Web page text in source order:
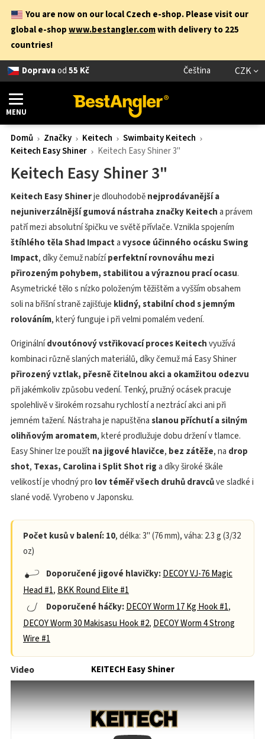
You are now on our local Czech e-shop. Please visit our
global e-shopwww.bestangler.comwith delivery to 225
countries!
Dopravaod55 Kč Čeština CZK
MENU
Domů Značky Keitech
Swimbaity Keitech
Keitech Easy Shiner
Keitech Easy Shiner 3"
Video KEITECH Easy Shiner
Keitech Easy Shiner 3"
Keitech Easy Shinerje dlouhodoběnejprodávanější a
nejuniverzálnější gumová nástraha značky Keitecha právem
patří mezi absolutní špičku ve světě přívlače. Vznikla spojením
štíhlého těla Shad Impactavysoce účinného ocásku Swing
Impact, díky čemuž nabízíperfektní rovnováhu mezi
přirozeným pohybem, stabilitou a výraznou prací ocasu.
Asymetrické tělo s nízko položeným těžištěm a vyšším obsahem
soli na břišní straně zajišťuje klidný, stabilní chod s jemným
rolováním, který funguje i při velmi pomalém vedení.
Originálnídvoutónový vstřikovací proces Keitechvyužívá
kombinaci různě slaných materiálů, díky čemuž má Easy Shiner
přirozený vztlak, přesně čitelnou akci a okamžitou odezvu
při jakémkoliv způsobu vedení. Tenký, pružný ocásek pracuje
spolehlivě v širokém rozsahu rychlostí a neztrácí akci ani při
jemném tažení. Nástraha je napuštěnaslanou příchutí a silným
olihňovým aromatem, které prodlužuje dobu držení v tlamce.
Easy Shiner lze použít na jigové hlavičce, bez zátěže, na drop
shot, Texas, Carolina i Split Shot riga díky široké škále
velikostí je vhodný pro lov téměř všech druhů dravcůve sladké i
slané vodě. Vyrobeno v Japonsku.
Počet kusů v balení: 10, délka: 3" (76 mm), váha: 2.3 g (3/32
oz)
Doporučené jigové hlavičky:DECOY VJ-76 Magic
Head #1, BKK Round Elite #1
Doporučené háčky:DECOY Worm 17 Kg Hook #1,
DECOY Worm 30 Makisasu Hook #2, DECOY Worm 4 Strong
Wire #1